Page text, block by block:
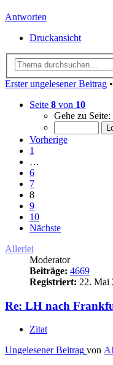
Antworten
Druckansicht
Erster ungelesener Beitrag
Seite 8 von 10
Gehe zu Seite:
Vorherige
1
…
6
7
8
9
10
Nächste
Allerlei
Moderator
Beiträge: 4669
Registriert: 22. Mai
Re: LH nach
Zitat
Ungelesener Beitrag von